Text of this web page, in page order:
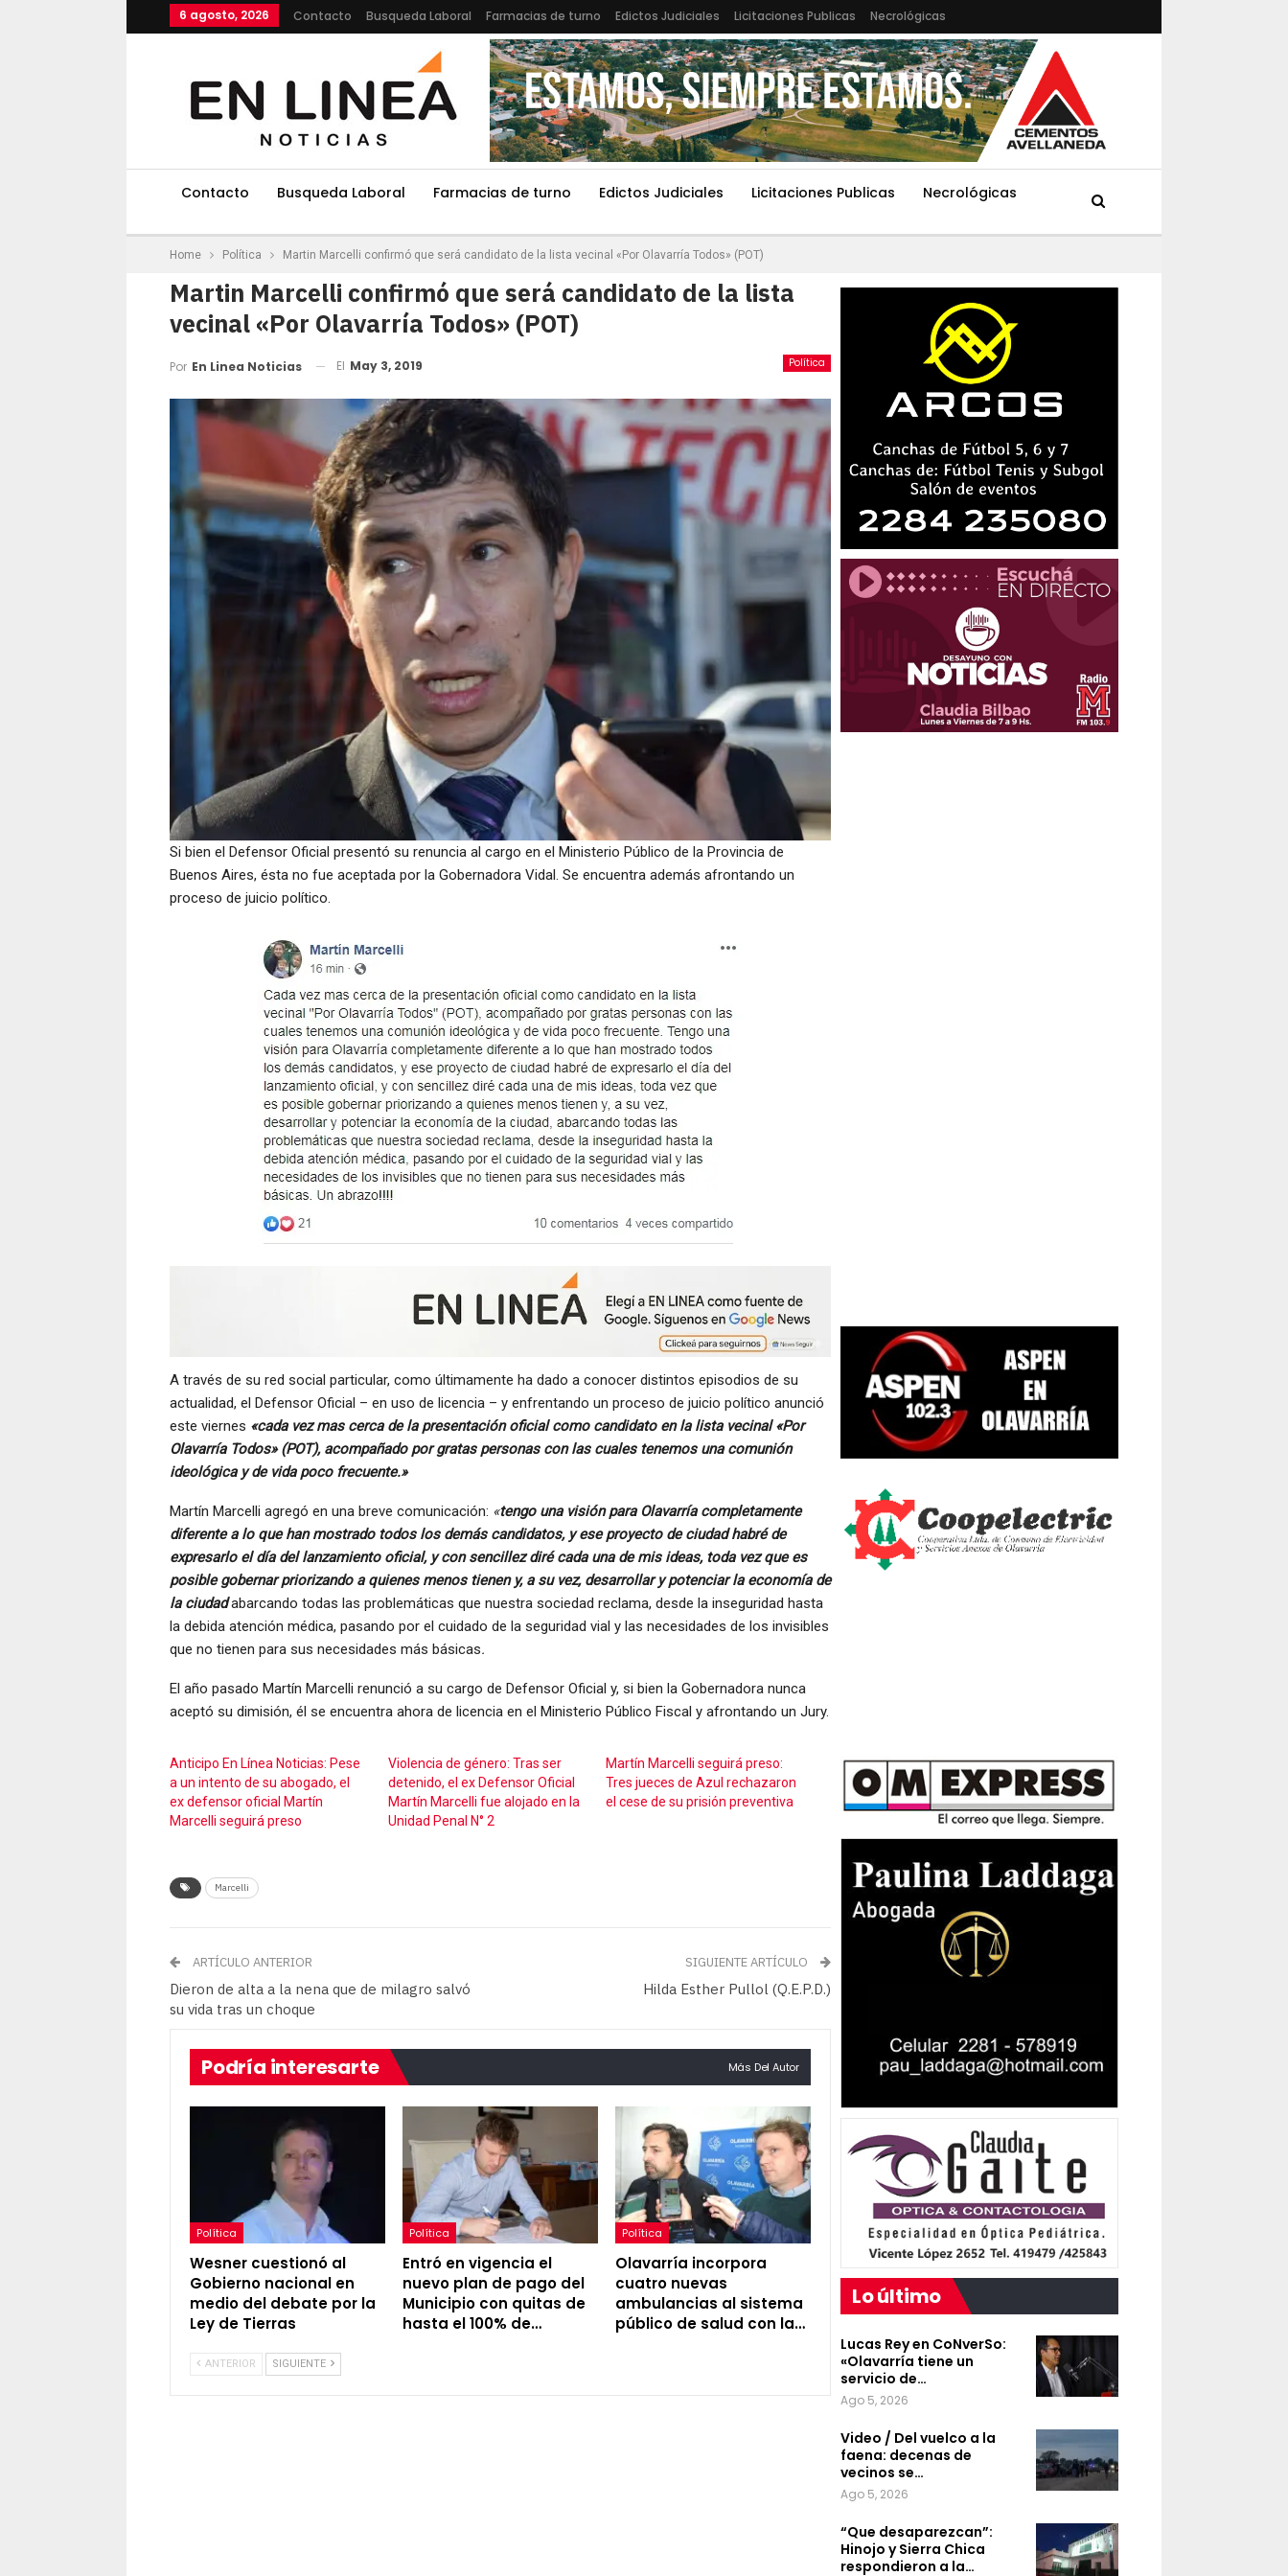
6 agosto, 2026 Contacto Busqueda Laboral Farmacias de turno Edictos Judiciales Licitaciones Publicas Necrológicas
Contacto Busqueda Laboral Farmacias de turno Edictos Judiciales Licitaciones Publicas Necrológicas
Home Política Martin Marcelli confirmó que será candidato de la lista vecinal «Por Olavarría Todos» (POT)
Martin Marcelli confirmó que será candidato de la lista
vecinal «Por Olavarría Todos» (POT)
Política
Por En Linea Noticias El May 3, 2019
Si bien el Defensor Oficial presentó su renuncia al cargo en el Ministerio Público de la Provincia de
Buenos Aires, ésta no fue aceptada por la Gobernadora Vidal. Se encuentra además afrontando un
proceso de juicio político.
A través de su red social particular, como últimamente ha dado a conocer distintos episodios de su
actualidad, el Defensor Oficial – en uso de licencia – y enfrentando un proceso de juicio político anunció
este viernes «cada vez mas cerca de la presentación oficial como candidato en la lista vecinal «Por
Olavarría Todos» (POT), acompañado por gratas personas con las cuales tenemos una comunión
ideológica y de vida poco frecuente.»
Martín Marcelli agregó en una breve comunicación: «tengo una visión para Olavarría completamente
diferente a lo que han mostrado todos los demás candidatos, y ese proyecto de ciudad habré de
expresarlo el día del lanzamiento oficial, y con sencillez diré cada una de mis ideas, toda vez que es
posible gobernar priorizando a quienes menos tienen y, a su vez, desarrollar y potenciar la economía de
la ciudad abarcando todas las problemáticas que nuestra sociedad reclama, desde la inseguridad hasta
la debida atención médica, pasando por el cuidado de la seguridad vial y las necesidades de los invisibles
que no tienen para sus necesidades más básicas.
El año pasado Martín Marcelli renunció a su cargo de Defensor Oficial y, si bien la Gobernadora nunca
aceptó su dimisión, él se encuentra ahora de licencia en el Ministerio Público Fiscal y afrontando un Jury.
Anticipo En Línea Noticias: Pese
a un intento de su abogado, el
ex defensor oficial Martín
Marcelli seguirá preso
Violencia de género: Tras ser
detenido, el ex Defensor Oficial
Martín Marcelli fue alojado en la
Unidad Penal N° 2
Martín Marcelli seguirá preso:
Tres jueces de Azul rechazaron
el cese de su prisión preventiva
Marcelli
ARTÍCULO ANTERIOR
Dieron de alta a la nena que de milagro salvó
su vida tras un choque
SIGUIENTE ARTÍCULO
Hilda Esther Pullol (Q.E.P.D.)
Podría interesarte Más Del Autor
Política
Wesner cuestionó al
Gobierno nacional en
medio del debate por la
Ley de Tierras
Política
Entró en vigencia el
nuevo plan de pago del
Municipio con quitas de
hasta el 100% de…
Política
Olavarría incorpora
cuatro nuevas
ambulancias al sistema
público de salud con la…
ANTERIOR SIGUIENTE
Lo último
Lucas Rey en CoNverSo:
«Olavarría tiene un
servicio de…
Ago 5, 2026
Video / Del vuelco a la
faena: decenas de
vecinos se…
Ago 5, 2026
“Que desaparezcan”:
Hinojo y Sierra Chica
respondieron a la…